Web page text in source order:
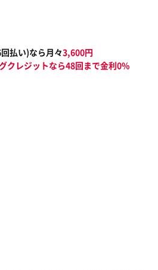
回払い)なら月々3,600円
クレジットなら48回まで金利0%